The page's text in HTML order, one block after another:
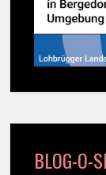
BLOG-O-